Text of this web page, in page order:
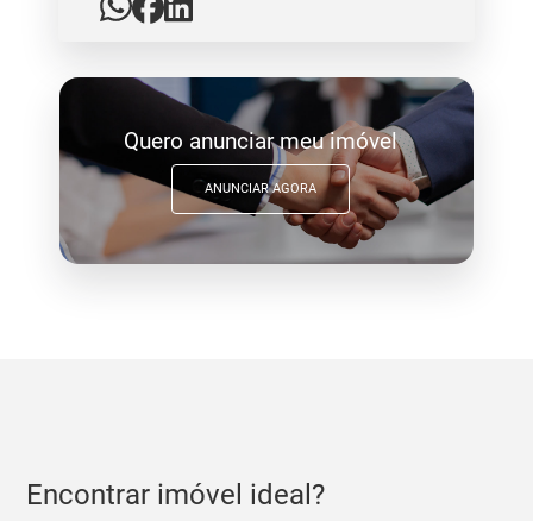
Quero anunciar meu imóvel
ANUNCIAR AGORA
Encontrar imóvel ideal?